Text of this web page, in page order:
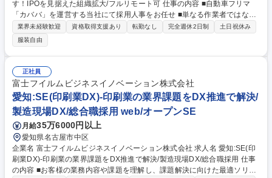
す！IPOを見据えた組織拡大/フルリモート可 仕事の内容 ■自動車フリマ
「カババ」を運営する当社にて採用人事をお任せ ■単なる作業者ではな
く、経営戦略と紐づいた採用戦略の策定・予算管理から候補者の獲得・ク
ロージングまで一気通貫で主導します 【具体的には】 ■経営計画に基づい
た採用戦略・計画・予算の策定と実行 ■ダイレクトリクルーティングやリ
ファラルの企画・運用 ■人材エージェントとのリレーション構築・最大化
■候補者への面接・面談、およびクロージング、入社フォロー ■IPOに向け
た社内組織・カルチャーの構築推進 募集職種 【採用人事】中古車業界に
変革を起こす！IPOを見据えた組織拡大/フルリモート可
業界未経験歓迎 資格取得支援あり 転勤なし 完全週休2日制
土日祝休み
服装自由
正社員
富士フイルムビジネスイノベーション株式会社
愛知:SE(印刷業DX)-印刷業の業界課題をDX推進で解決/
製造現場DX/総合職採用 web/オープンSE
月給35万6000円以上
愛知県名古屋市中区
企業名 富士フイルムビジネスイノベーション株式会社 求人名 愛知:SE(印
刷業DX)-印刷業の業界課題をDX推進で解決/製造現場DX/総合職採用 仕事
の内容 ■お客様の業務内容や課題を理解し、課題解決に向けた最適ソリュ